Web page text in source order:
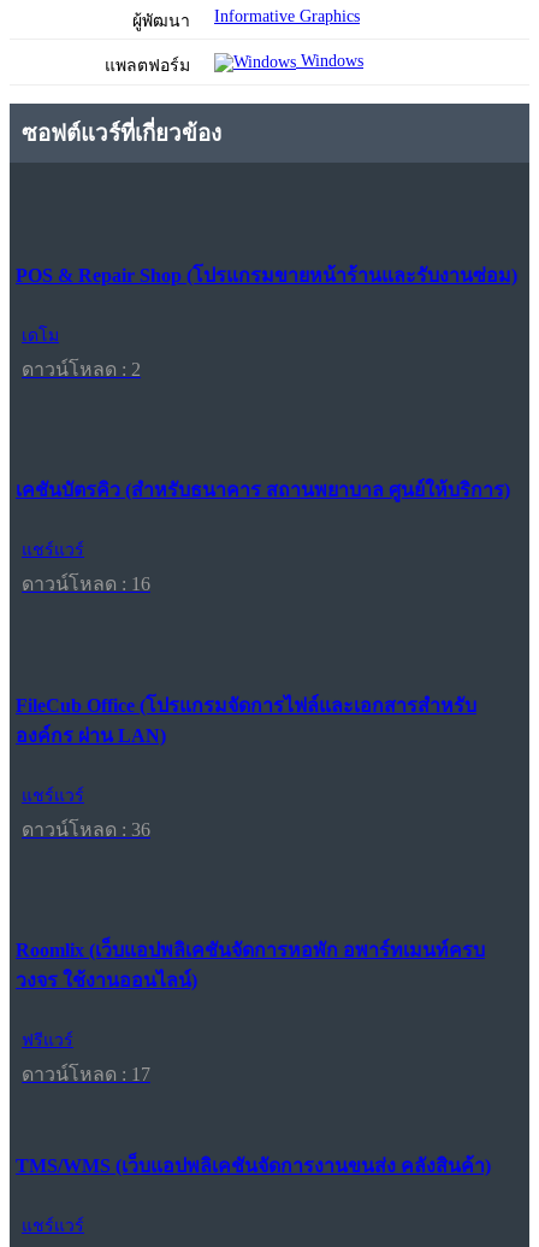
ผู้พัฒนา Informative Graphics
แพลตฟอร์ม Windows
ซอฟต์แวร์ที่เกี่ยวข้อง
POS & Repair Shop (โปรแกรมขายหน้าร้านและรับงานซ่อม)
เดโม
ดาวน์โหลด : 2
เคชันบัตรคิว (สำหรับธนาคาร สถานพยาบาล ศูนย์ให้บริการ)
แชร์แวร์
ดาวน์โหลด : 16
FileCub Office (โปรแกรมจัดการไฟล์และเอกสารสำหรับ
องค์กร ผ่าน LAN)
แชร์แวร์
ดาวน์โหลด : 36
Roomlix (เว็บแอปพลิเคชันจัดการหอพัก อพาร์ทเมนท์ครบ
วงจร ใช้งานออนไลน์)
ฟรีแวร์
ดาวน์โหลด : 17
TMS/WMS (เว็บแอปพลิเคชันจัดการงานขนส่ง คลังสินค้า)
แชร์แวร์